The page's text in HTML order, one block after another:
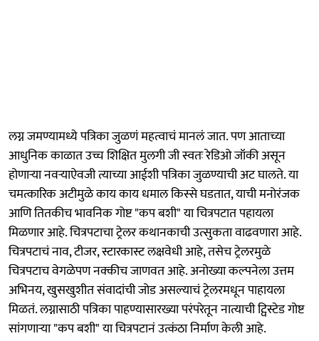
लग्न जमण्यामध्ये पत्रिका जुळणं महत्वाचं मानलं जात. पण आताच्या
आधुनिक काळात उच्च शिक्षित मुलगी जी स्वतः रेडिओ जॉकी असून
होणाऱ्या नवऱ्याऐवजी त्याच्या आईशी पत्रिका जुळण्याची अट घालते. या
चमत्कारिक अटीमुळे काय काय धमाल किस्से घडतात, याची मनोरंजक
आणि तितकीच भावनिक गोष्ट "कप बशी" या चित्रपटात पहायला
मिळणार आहे. चित्रपटाचा ट्रेलर कथानकाची उत्सुकता वाढवणारा आहे.
चित्रपटाचं नाव, टीजर, स्टारकास्ट लक्षवेधी आहे, तसेच ट्रेलरमुळे
चित्रपटाच वेगळेपण नक्कीच जाणवत आहे. अनोख्या कल्पनेला उत्तम
अभिनय, खुसखुशीत संवादांची जोड असल्याचं ट्रेलरमधून पाहायला
मिळतं. लग्नासाठी पत्रिका पाहण्यासारख्या परंपरेतून नात्याची ट्विस्टेड गोष्ट
सांगणाऱ्या "कप बशी" या चित्रपटानं उत्कंठा निर्माण केली आहे.